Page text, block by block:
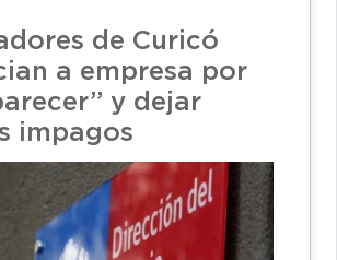
de Curicó
a empresa por
y dejar
impagos